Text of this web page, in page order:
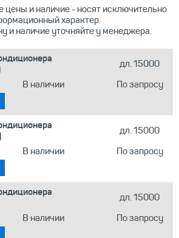
цены и наличие - носят исключительно
характер.
и наличие уточняйте у менеджера.
дл. 15000
В наличии По запросу
дл. 15000
В наличии По запросу
дл. 15000
В наличии По запросу